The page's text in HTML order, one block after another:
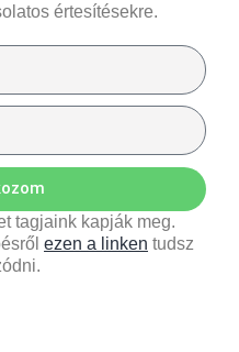
értesítésekre.
tagjaink kapják meg.
ezen a linken tudsz